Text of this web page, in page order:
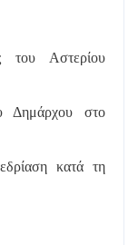
του Αστερίου
Δημάρχου στο
κατά τη